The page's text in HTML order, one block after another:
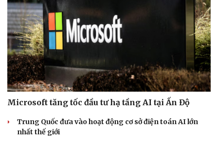
Microsoft tăng tốc đầu tư hạ tầng AI tại Ấn Độ
Trung Quốc đưa vào hoạt động cơ sở điện toán AI lớn
nhất thế giới